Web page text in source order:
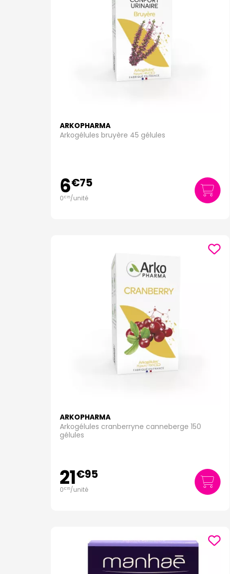
ARKOPHARMA
Arkogélules bruyère 45 gélules
6€75
0€15/unité
ARKOPHARMA
Arkogélules cranberryne canneberge 150
gélules
21€95
0€15/unité